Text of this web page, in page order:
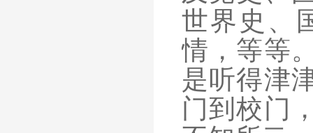
世界史、
情，等等
是听得津
门到校门